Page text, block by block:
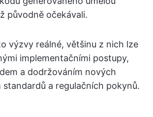
původně očekávali.
výzvy reálné, většinu z nich lze
implementačními postupy,
a dodržováním nových
standardů a regulačních pokynů.